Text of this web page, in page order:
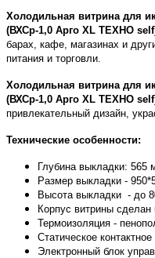
Холодильная витрина для
(ВХСр-1,0 Арго XL ТЕХНО
барах, кафе, магазинах и
питания и торговли.
Холодильная витрина для
(ВХСр-1,0 Арго XL ТЕХНО
привлекательный дизайн,
Технические особенности:
Глубина выкладки: 565
Размер выкладки -
Высота выкладки - до
Корпус витрины сделан
Термоизоляция -
Статическое
Электронный блок